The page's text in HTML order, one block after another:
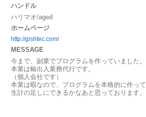
ハンドル
ハリマオ/aged
ホームページ
http://gishtec.com/
MESSAGE
今まで、副業でプログラムを作っていました。
本業は輸出入業務代行です。
（個人会社です）
本業は暇なので、プログラムを本格的に作って
生計の足しにできるかなあと思っております。